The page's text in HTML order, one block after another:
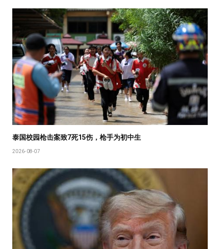
泰国校园枪击案致7死15伤，枪手为初中生
2026-08-07